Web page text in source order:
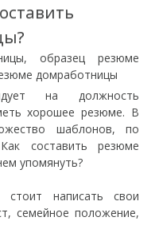
на должность
хорошее резюме. В
шаблонов, по
составить резюме
упомянуть?
написать свои
семейное положение,